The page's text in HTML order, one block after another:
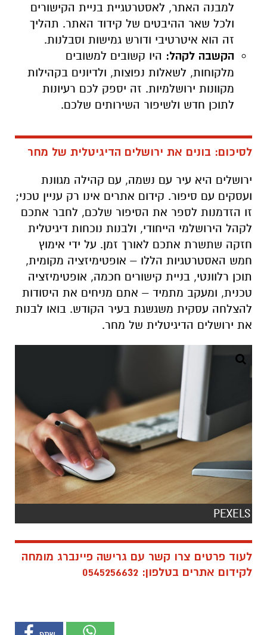
למבנה האתר, לאסטרטגיית בניית הקישורים
ולכל שאר ההיבטים של קידוד האתר. תהליך
זה הוא איטרטיבי ודורש גמישות וסבלנות.
הקשבה לקהל: היו קשובים למשובים
מלקוחות, לשאלות נפוצות, ולדיונים בקהילות
מקוונות ירושלמיות. זה יספק לכם רעיונות
לתוכן חדש ולשיפור השירותים שלכם.
לסיכום: בונים את ירושלים הדיגיטלית של מחר
ירושלים היא עיר עם נשמה, עם קהילה מגוונת
ועסקים עם סיפור. קידום אתרים אינו רק עניין טכני;
זו הזדמנות לספר את הסיפור שלכם, לחבר אתכם
לקהל הירושלמי הייחודי, ולבנות נוכחות דיגיטלית
חזקה שתשרת אתכם לאורך זמן. על ידי אימוץ
חמש האסטרטגיות הללו – אופטימיזציה מקומית,
תוכן רלוונטי, בניית קישורים חכמה, אופטימיזציה
טכנית, ומעקב מתמיד – אתם מניחים את היסודות
להצלחה עסקית משגשגת בעיר הקודש. בואו לבנות
את ירושלים הדיגיטלית של מחר.
PEXELS
לעוד פרטים צרו קשר עם גרישה פיינברג מומחה
לקידום אתרים בטלפון: 0545256632